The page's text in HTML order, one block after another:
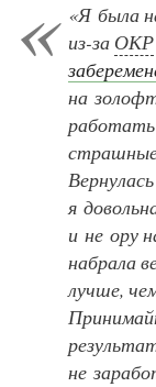
«Я была
из-за ОКР
на
работать
я
и не ору
набрала
лучше,
не